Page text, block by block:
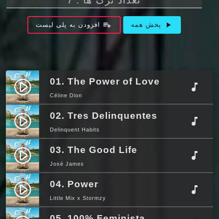
play_arrow پخش همه playlist_add افزودن به پلی لیست
play_circle_filled 01. The Power of Love
Céline Dion
music_note
play_circle_filled 02. Tres Delinquentes
Delinquent Habits
music_note
play_circle_filled 03. The Good Life
José James
music_note
play_circle_filled 04. Power
Little Mix x Stormzy
music_note